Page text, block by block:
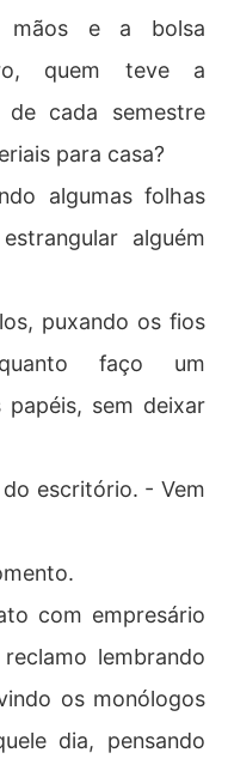
compram mulheres
brincar limpo.
de obsessão, c
me afunda mais fund
mãos e a bolsa
quem teve a
cada semestre
para casa?
algumas folhas
alguém
puxando os fios
faço um
sem deixar
escritório. - Vem
com empresário
lembrando
os monólogos
dia, pensando